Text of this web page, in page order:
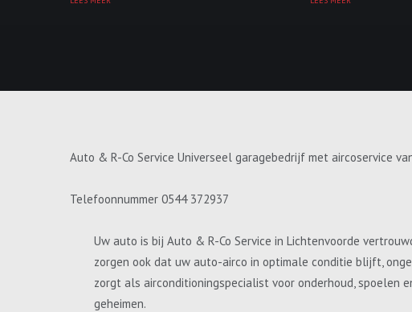
Auto & R-Co Service Universeel garagebedrijf met aircoservice
Telefoonnummer 0544 372937
Uw auto is bij Auto & R-Co Service in Lichtenvoorde
zorgen ook dat uw auto-airco in optimale conditie blijft,
zorgt als airconditioningspecialist voor onderhoud, spoelen
geheimen.